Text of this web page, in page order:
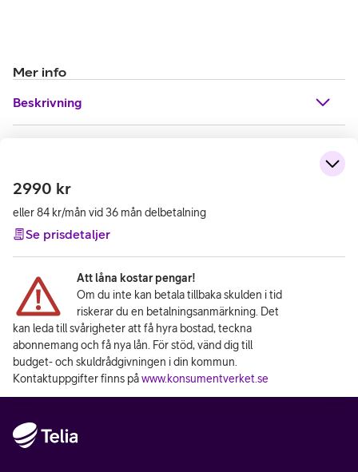
Mer info
Beskrivning
2990 kr
eller 84 kr/mån vid 36 mån delbetalning
Se prisdetaljer
Att låna kostar pengar!
Om du inte kan betala tillbaka skulden i tid
riskerar du en betalningsanmärkning. Det
kan leda till svårigheter att få hyra bostad, teckna
abonnemang och få nya lån. För stöd, vänd dig till
budget- och skuldrådgivningen i din kommun.
Kontaktuppgifter finns påwww.konsumentverket.se